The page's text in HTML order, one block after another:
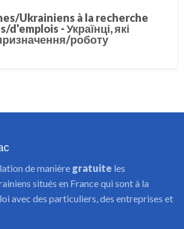
Ukrainiens à la recherche
d'emplois - Українці, які
роботу
de manière gratuite les
situés en France qui sont à la
avec des particuliers, des entreprises et